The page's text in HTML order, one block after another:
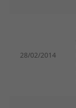
28/02/2014